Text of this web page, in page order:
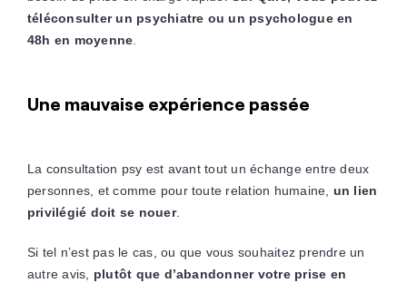
téléconsulter un psychiatre ou un psychologue en
48h en moyenne.
Une mauvaise expérience passée
La consultation psy est avant tout un échange entre deux
personnes, et comme pour toute relation humaine, un lien
privilégié doit se nouer.
Si tel n’est pas le cas, ou que vous souhaitez prendre un
autre avis, plutôt que d’abandonner votre prise en